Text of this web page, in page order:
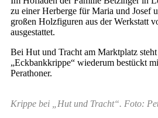
zu einer Herberge für Maria und Josef
großen Holzfiguren aus der Werkstatt
ausgestattet.
Bei Hut und Tracht am Marktplatz
„Eckbankkrippe“ wiederum bestückt
Perathoner.
Krippe bei „Hut und Tracht“. Foto: